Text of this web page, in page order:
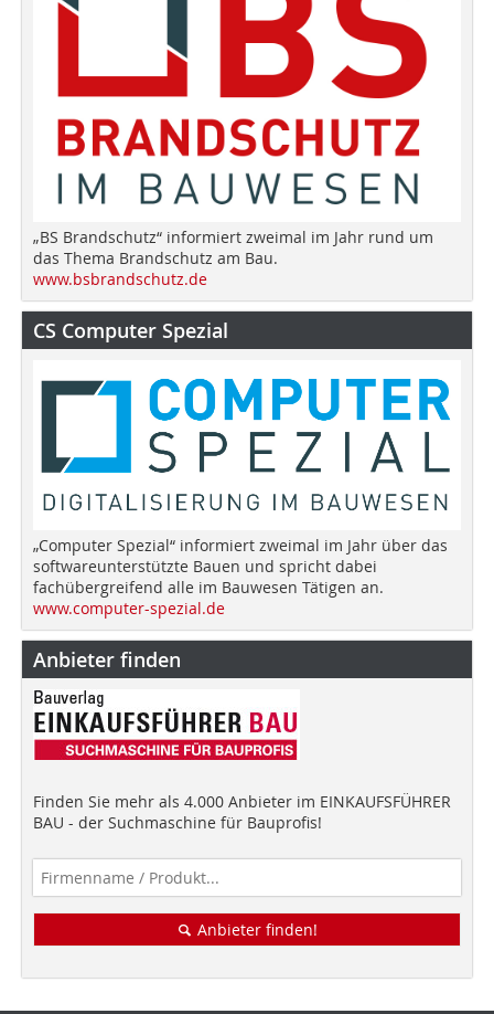
„BS Brandschutz“ informiert zweimal im Jahr rund um
das Thema Brandschutz am Bau.
www.bsbrandschutz.de
CS Computer Spezial
„Computer Spezial“ informiert zweimal im Jahr über das
softwareunterstützte Bauen und spricht dabei
fachübergreifend alle im Bauwesen Tätigen an.
www.computer-spezial.de
Anbieter finden
Finden Sie mehr als 4.000 Anbieter im EINKAUFSFÜHRER
BAU - der Suchmaschine für Bauprofis!
Anbieter finden!